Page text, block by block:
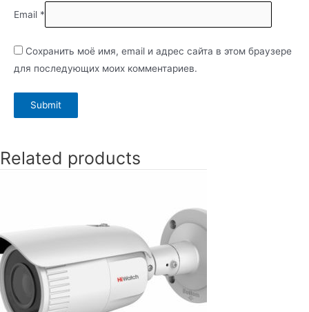
Email *
Сохранить моё имя, email и адрес сайта в этом браузере
для последующих моих комментариев.
Related products